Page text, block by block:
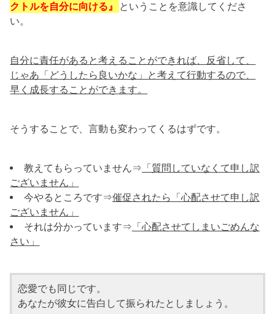
クトルを自分に向ける』
ということを意識してくださ
い。
自分に責任があると考えることができれば、反省して、
じゃあ「どうしたら良いかな」と考えて行動するので、
早く成長することができます。
そうすることで、言動も変わってくるはずです。
教えてもらっていません⇒ 「質問していなくて申し訳
ございません」
今やるところです⇒催促されたら「心配させて申し訳
ございません」
それは分かっています⇒ 「心配させてしまいごめんな
さい」
恋愛でも同じです。
あなたが彼女に告白して振られたとしましょう。